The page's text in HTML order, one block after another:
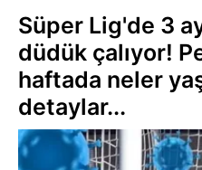
Süper Lig'de 3
düdük çalıyor!
haftada neler
detaylar...